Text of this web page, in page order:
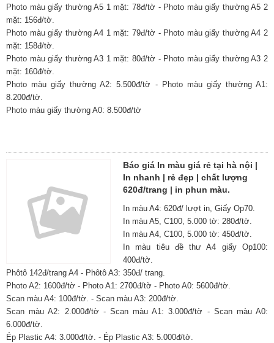
Photo màu giấy thường A5 1 mặt: 78đ/tờ - Photo màu giấy thường A5 2
mặt: 156đ/tờ.
Photo màu giấy thường A4 1 mặt: 79đ/tờ - Photo màu giấy thường A4 2
mặt: 158đ/tờ.
Photo màu giấy thường A3 1 mặt: 80đ/tờ - Photo màu giấy thường A3 2
mặt: 160đ/tờ.
Photo màu giấy thường A2: 5.500đ/tờ - Photo màu giấy thường A1:
8.200đ/tờ.
Photo màu giấy thường A0: 8.500đ/tờ
Báo giá In màu giá rẻ tại hà nội |
In nhanh | rẻ đẹp | chất lượng
620đ/trang | in phun màu.
In màu A4: 620đ/ lượt in, Giấy Op70.
In màu A5, C100, 5.000 tờ: 280đ/tờ.
In màu A4, C100, 5.000 tờ: 450đ/tờ.
In màu tiêu đề thư A4 giấy Op100:
400đ/tờ.
Phôtô 142đ/trang A4 - Phôtô A3: 350đ/ trang.
Photo A2: 1600đ/tờ - Photo A1: 2700đ/tờ - Photo A0: 5600đ/tờ.
Scan màu A4: 100đ/tờ. - Scan màu A3: 200đ/tờ.
Scan màu A2: 2.000đ/tờ - Scan màu A1: 3.000đ/tờ - Scan màu A0:
6.000đ/tờ.
Ép Plastic A4: 3.000đ/tờ. - Ép Plastic A3: 5.000đ/tờ.